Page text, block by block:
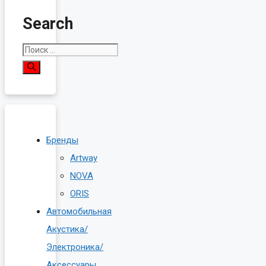
Search
Поиск:
Бренды
Artway
NOVA
ORIS
Автомобильная
Акустика/
Электроника/